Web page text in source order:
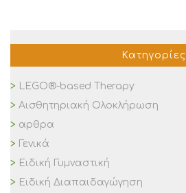
Κατηγορίες
LEGO®-based Therapy
Αισθητηριακή Ολοκλήρωση
αρθρα
Γενικά
Ειδική Γυμναστική
Ειδική Διαπαιδαγώγηση